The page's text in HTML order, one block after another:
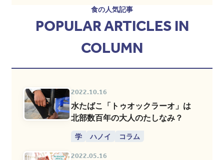
食の人気記事
POPULAR ARTICLES IN
COLUMN
2022.10.16
水たばこ「トゥオックラーオ」は
北部数百年の大人のたしなみ？
学 ハノイ コラム
2022.05.16